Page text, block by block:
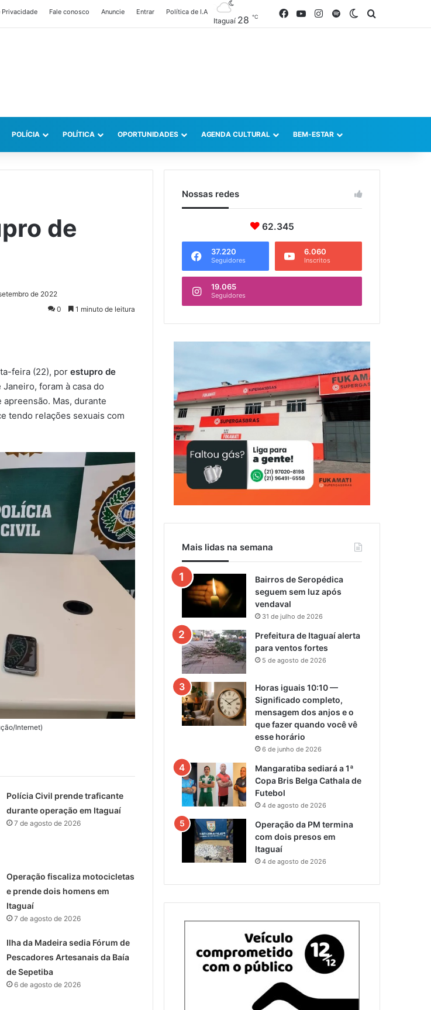
Fale conosco Anuncie Entrar Política de I.A
Itaguaí 28 ℃ FacebookYouTubeInstagram
SpotifySwitch skin
POLÍCIA POLÍTICA OPORTUNIDADES AGENDA CULTURAL BEM-ESTAR
de
de 2022
0
1 minuto de leitura
feira (22), por estupro de
Janeiro, foram à casa do
apreensão. Mas, durante
tendo relações sexuais com
Internet)
Polícia Civil prende traficante
durante operação em Itaguaí
7 de agosto de 2026
Operação fiscaliza motocicletas
e prende dois homens em
Itaguaí
7 de agosto de 2026
Ilha da Madeira sedia Fórum de
Pescadores Artesanais da Baía
de Sepetiba
6 de agosto de 2026
Nossas redes
62.345
37.220
Seguidores
6.060
Inscritos
19.065
Seguidores
Mais lidas na semana
Bairros de Seropédica
seguem sem luz após
vendaval
31 de julho de 2026
Prefeitura de Itaguaí alerta
para ventos fortes
5 de agosto de 2026
Horas iguais 10:10 —
Significado completo,
mensagem dos anjos e o
que fazer quando você vê
esse horário
6 de junho de 2026
Mangaratiba sediará a 1ª
Copa Bris Belga Cathala de
Futebol
4 de agosto de 2026
Operação da PM termina
com dois presos em
Itaguaí
4 de agosto de 2026